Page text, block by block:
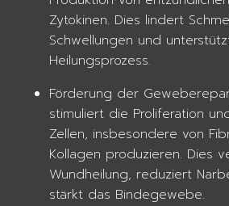
Zytokinen. Dies lindert
Schwellungen und
Heilungsprozess.
Förderung der
stimuliert die Proliferation
Zellen, insbesondere von
Kollagen produzieren. Dies
Wundheilung, reduziert
stärkt das Bindegewebe.